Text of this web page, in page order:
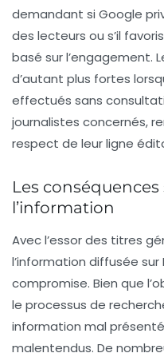
demandant si Google
des lecteurs ou s’il
basé sur l’engagement.
d’autant plus fortes
effectués sans
journalistes concernés,
respect de leur ligne
Les
l’information
Avec l’essor des titres
l’information diffusée
compromise. Bien que
le processus de
information mal
malentendus. De